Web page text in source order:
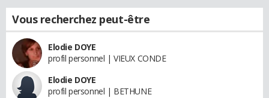
Vous recherchez peut-être
Elodie DOYE
profil personnel | VIEUX CONDE
Elodie DOYE
profil personnel | BETHUNE